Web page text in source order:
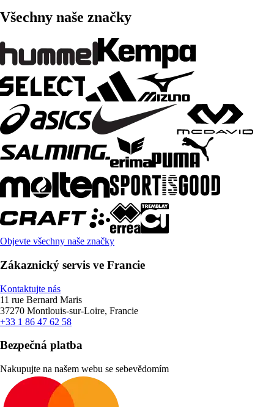
Všechny naše značky
Objevte všechny naše značky
Zákaznický servis ve Francie
Kontaktujte nás
11 rue Bernard Maris
37270 Montlouis-sur-Loire, Francie
+33 1 86 47 62 58
Bezpečná platba
Nakupujte na našem webu se sebevědomím